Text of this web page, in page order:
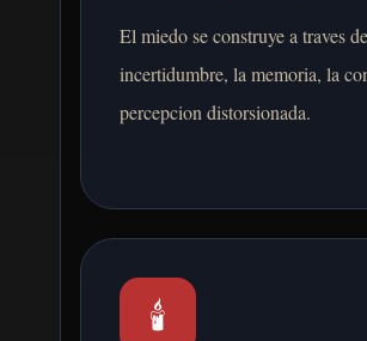
El miedo se construye a traves
incertidumbre, la memoria, la
percepcion distorsionada.
🕯️